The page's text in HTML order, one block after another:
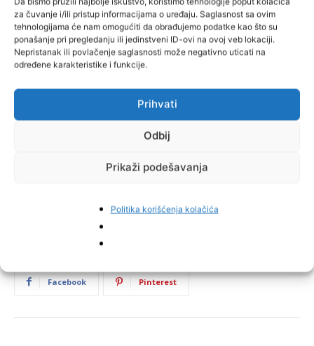
za čuvanje i/ili pristup informacijama o uređaju. Saglasnost sa ovim
tehnologijama će nam omogućiti da obrađujemo podatke kao što su
ponašanje pri pregledanju ili jedinstveni ID-ovi na ovoj veb lokaciji.
Nepristanak ili povlačenje saglasnosti može negativno uticati na
određene karakteristike i funkcije.
Prihvati
Odbij
Prikaži podešavanja
Politika korišćenja kolačića
Facebook Pinterest